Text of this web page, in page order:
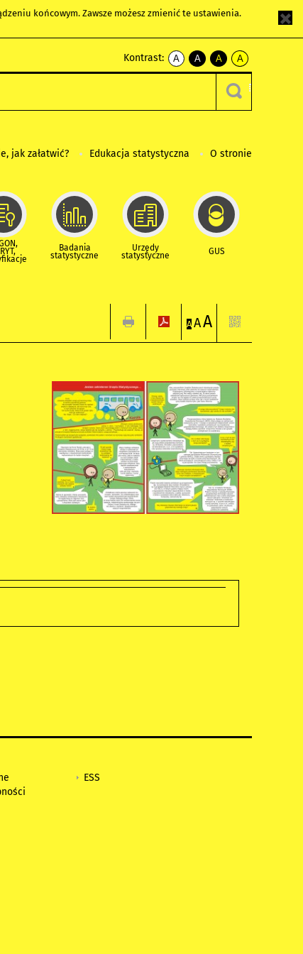
końcowym. Zawsze możesz zmienić te ustawienia.
Kontrast:
A
kontrast
A
kontrast
czarnym
A
kontrast
żółty
tekst
czarnym
A
kontrast
czarny
tekst
żółtym
jak załatwić? Edukacja statystyczna O stronie
Badania
statystyczne
Urzędy
statystyczne GUS
A AA
ESS